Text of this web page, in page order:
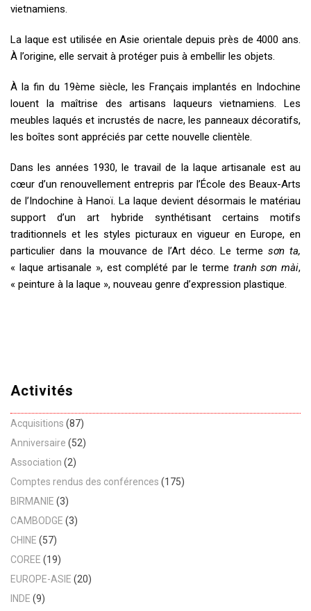
vietnamiens.
La laque est utilisée en Asie orientale depuis près de 4000 ans.
À l’origine, elle servait à protéger puis à embellir les objets.
À la fin du 19ème siècle, les Français implantés en Indochine
louent la maîtrise des artisans laqueurs vietnamiens. Les
meubles laqués et incrustés de nacre, les panneaux décoratifs,
les boîtes sont appréciés par cette nouvelle clientèle.
Dans les années 1930, le travail de la laque artisanale est au
cœur d’un renouvellement entrepris par l’École des Beaux-Arts
de l’Indochine à Hanoï. La laque devient désormais le matériau
support d’un art hybride synthétisant certains motifs
traditionnels et les styles picturaux en vigueur en Europe, en
particulier dans la mouvance de l’Art déco. Le terme sơn ta,
« laque artisanale », est complété par le terme tranh sơn mài,
« peinture à la laque », nouveau genre d’expression plastique.
Activités
Acquisitions (87)
Anniversaire (52)
Association (2)
Comptes rendus des conférences (175)
BIRMANIE (3)
CAMBODGE (3)
CHINE (57)
COREE (19)
EUROPE-ASIE (20)
INDE (9)